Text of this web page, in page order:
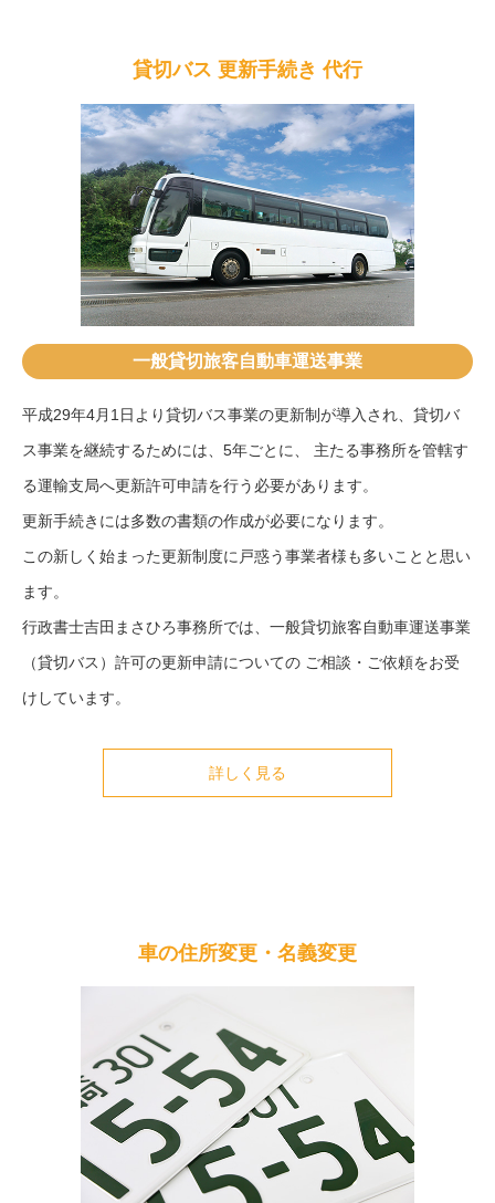
貸切バス 更新手続き 代行
一般貸切旅客自動車運送事業
平成29年4月1日より貸切バス事業の更新制が導入され、貸切バ
ス事業を継続するためには、5年ごとに、 主たる事務所を管轄す
る運輸支局へ更新許可申請を行う必要があります。
更新手続きには多数の書類の作成が必要になります。
この新しく始まった更新制度に戸惑う事業者様も多いことと思い
ます。
行政書士吉田まさひろ事務所では、一般貸切旅客自動車運送事業
（貸切バス）許可の更新申請についての ご相談・ご依頼をお受
けしています。
詳しく見る
車の住所変更・名義変更